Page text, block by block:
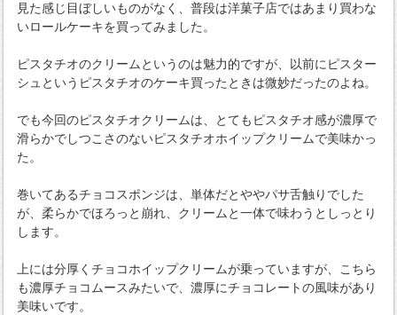
見た感じ目ぼしいものがなく、普段は洋菓子店ではあまり買わな
いロールケーキを買ってみました。
ピスタチオのクリームというのは魅力的ですが、以前にピスター
シュというピスタチオのケーキ買ったときは微妙だったのよね。
でも今回のピスタチオクリームは、とてもピスタチオ感が濃厚で
滑らかでしつこさのないピスタチオホイップクリームで美味かっ
た。
巻いてあるチョコスポンジは、単体だとややパサ舌触りでした
が、柔らかでほろっと崩れ、クリームと一体で味わうとしっとり
します。
上には分厚くチョコホイップクリームが乗っていますが、こちら
も濃厚チョコムースみたいで、濃厚にチョコレートの風味があり
美味いです。